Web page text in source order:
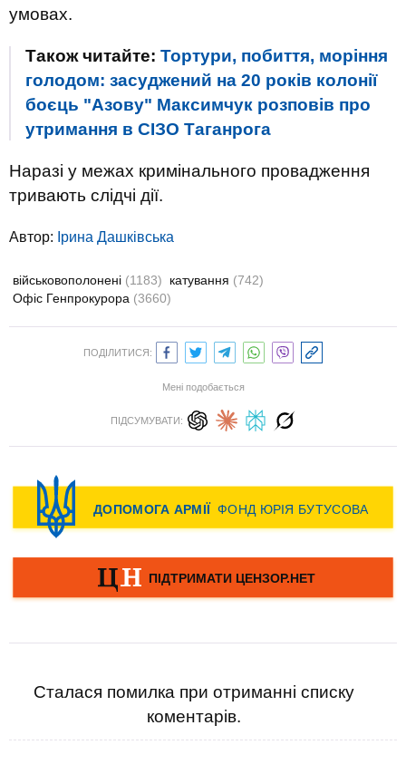
умовах.
Також читайте: Тортури, побиття, моріння
голодом: засуджений на 20 років колонії
боєць "Азову" Максимчук розповів про
утримання в СІЗО Таганрога
Наразі у межах кримінального провадження
тривають слідчі дії.
Автор: Ірина Дашківська
військовополонені (1183) катування (742)
Офіс Генпрокурора (3660)
ПОДІЛИТИСЯ:
Мені подобається
ПІДСУМУВАТИ:
Сталася помилка при отриманні списку
коментарів.